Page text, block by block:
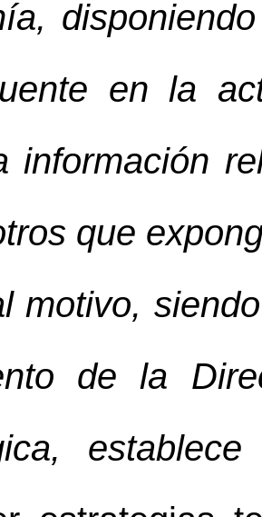
en la
información
que
motivo,
de la